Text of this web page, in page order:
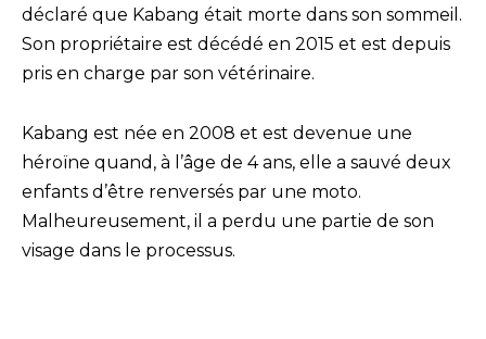
déclaré que Kabang était morte dans son sommeil.
Son propriétaire est décédé en 2015 et est depuis
pris en charge par son vétérinaire.
Kabang est née en 2008 et est devenue une
héroïne quand, à l’âge de 4 ans, elle a sauvé deux
enfants d’être renversés par une moto.
Malheureusement, il a perdu une partie de son
visage dans le processus.